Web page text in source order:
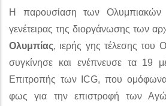
Η παρουσίαση των
γενέτειρας της διοργάνωσης των
Ολυμπίας, ιερής γης τέλεσης του
συγκίνησε και ενέπνευσε τα 19
Επιτροπής των ICG, που
φως για την επιστροφή των